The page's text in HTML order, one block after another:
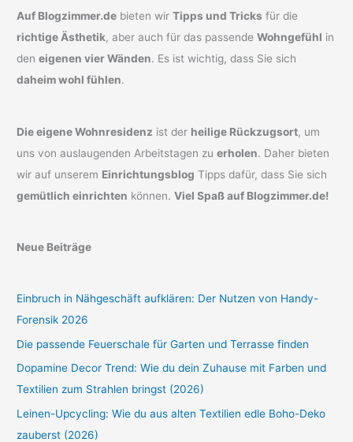
Auf Blogzimmer.de bieten wirTipps und Tricks für die
richtige Ästhetik, aber auch für das passendeWohngefühl in
deneigenen vier Wänden. Es ist wichtig, dass Sie sich
daheim wohl fühlen.
Die eigene Wohnresidenz ist der heilige Rückzugsort, um
uns von auslaugenden Arbeitstagen zuerholen. Daher bieten
wir auf unserem Einrichtungsblog Tipps dafür, dass Sie sich
gemütlich einrichten können.Viel Spaß auf Blogzimmer.de!
Neue Beiträge
Einbruch in Nähgeschäft aufklären: Der Nutzen von Handy-
Forensik 2026
Die passende Feuerschale für Garten und Terrasse finden
Dopamine Decor Trend: Wie du dein Zuhause mit Farben und
Textilien zum Strahlen bringst (2026)
Leinen-Upcycling: Wie du aus alten Textilien edle Boho-Deko
zauberst (2026)